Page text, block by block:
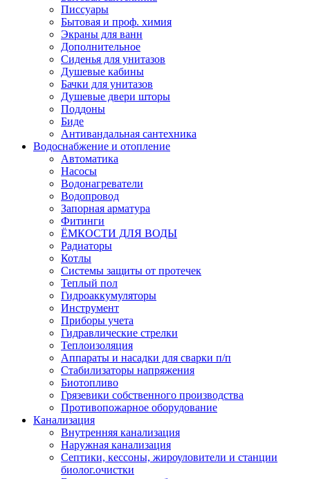
Писсуары
Бытовая и проф. химия
Экраны для ванн
Дополнительное
Сиденья для унитазов
Душевые кабины
Бачки для унитазов
Душевые двери шторы
Поддоны
Биде
Антивандальная сантехника
Водоснабжение и отопление
Автоматика
Насосы
Водонагреватели
Водопровод
Запорная арматура
Фитинги
ЁМКОСТИ ДЛЯ ВОДЫ
Радиаторы
Котлы
Системы защиты от протечек
Теплый пол
Гидроаккумуляторы
Инструмент
Приборы учета
Гидравлические стрелки
Теплоизоляция
Аппараты и насадки для сварки п/п
Стабилизаторы напряжения
Биотопливо
Грязевики собственного производства
Противопожарное оборудование
Канализация
Внутренняя канализация
Наружная канализация
Септики, кессоны, жироуловители и станции
биолог.очистки